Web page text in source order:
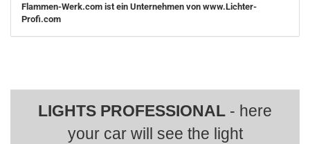
Flammen-Werk.com ist ein Unternehmen von www.Lichter-
Profi.com
LIGHTS PROFESSIONAL - here
your car will see the light